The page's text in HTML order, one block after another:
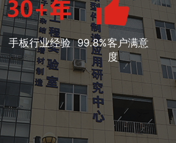
手板行业经验 99.8%客户满意
度